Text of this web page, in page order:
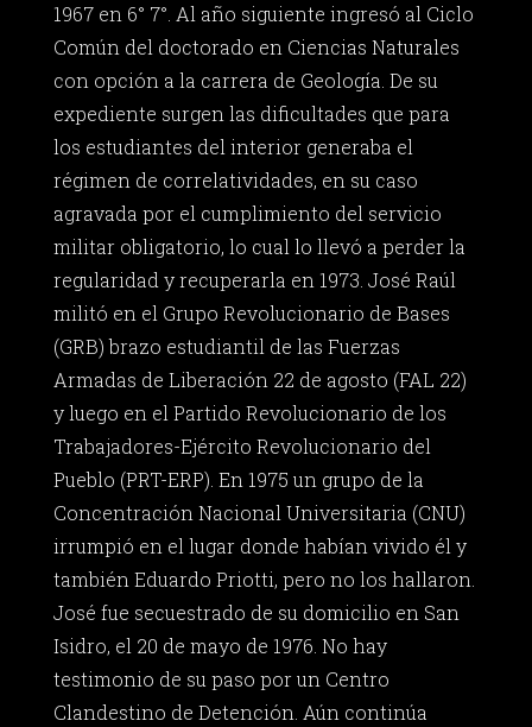
1967 en 6° 7°. Al año siguiente ingresó al Ciclo
Común del doctorado en Ciencias Naturales
con opción a la carrera de Geología. De su
expediente surgen las dificultades que para
los estudiantes del interior generaba el
régimen de correlatividades, en su caso
agravada por el cumplimiento del servicio
militar obligatorio, lo cual lo llevó a perder la
regularidad y recuperarla en 1973. José Raúl
militó en el Grupo Revolucionario de Bases
(GRB) brazo estudiantil de las Fuerzas
Armadas de Liberación 22 de agosto (FAL 22)
y luego en el Partido Revolucionario de los
Trabajadores-Ejército Revolucionario del
Pueblo (PRT-ERP). En 1975 un grupo de la
Concentración Nacional Universitaria (CNU)
irrumpió en el lugar donde habían vivido él y
también Eduardo Priotti, pero no los hallaron.
José fue secuestrado de su domicilio en San
Isidro, el 20 de mayo de 1976. No hay
testimonio de su paso por un Centro
Clandestino de Detención. Aún continúa